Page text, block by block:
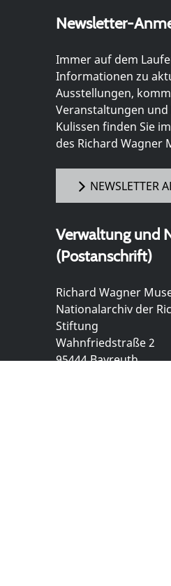
Newsletter-
Immer auf dem
Informationen zu
Ausstellungen,
Veranstaltungen
Kulissen finden Sie
des Richard Wagner
NEWSLETTER
Verwaltung und
(Postanschrift)
Richard Wagner
Nationalarchiv der
Stiftung
Wahnfriedstraße 2
95444 Bayreuth